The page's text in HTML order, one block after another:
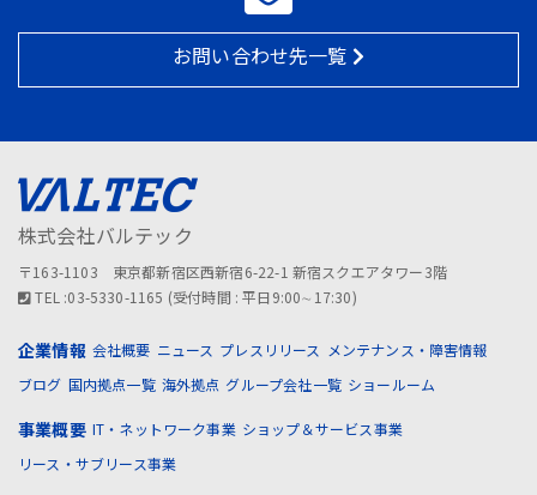
お問い合わせ先一覧
株式会社バルテック
〒163-1103 東京都新宿区西新宿6-22-1 新宿スクエアタワー3階
TEL :03-5330-1165 (受付時間 : 平日9:00∼17:30)
企業情報 会社概要 ニュース プレスリリース
メンテナンス・障害情報
ブログ 国内拠点一覧 海外拠点 グループ会社一覧 ショールーム
事業概要 IT・ネットワーク事業 ショップ＆サービス事業
リース・サブリース事業